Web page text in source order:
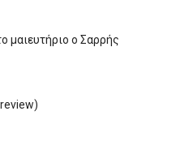
μαιευτήριο ο Σαρρής